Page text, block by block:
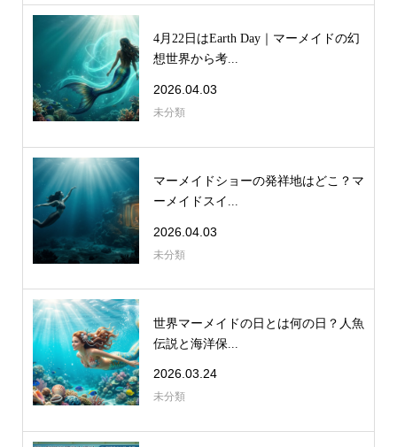
4月22日はEarth Day｜マーメイドの幻
想世界から考...
2026.04.03
未分類
マーメイドショーの発祥地はどこ？マ
ーメイドスイ...
2026.04.03
未分類
世界マーメイドの日とは何の日？人魚
伝説と海洋保...
2026.03.24
未分類